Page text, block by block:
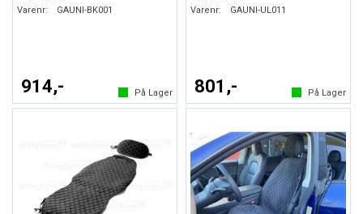
Varenr: GAUNI-BK001
914,- På Lager
Varenr: GAUNI-UL011
801,- På Lager